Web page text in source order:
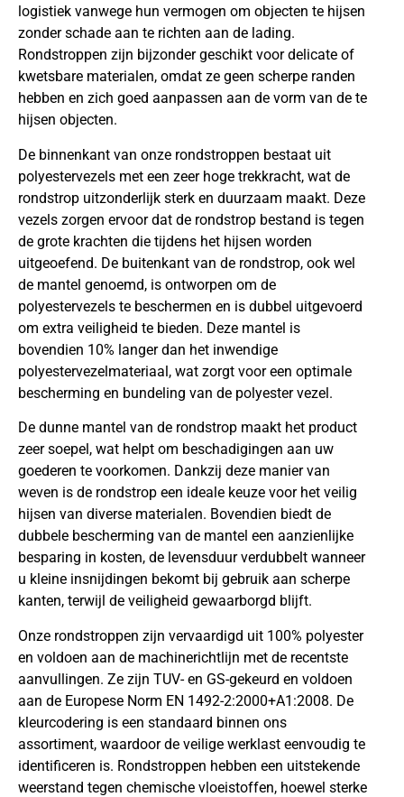
logistiek vanwege hun vermogen om objecten te hijsen
zonder schade aan te richten aan de lading.
Rondstroppen zijn bijzonder geschikt voor delicate of
kwetsbare materialen, omdat ze geen scherpe randen
hebben en zich goed aanpassen aan de vorm van de te
hijsen objecten.
De binnenkant van onze rondstroppen bestaat uit
polyestervezels met een zeer hoge trekkracht, wat de
rondstrop uitzonderlijk sterk en duurzaam maakt. Deze
vezels zorgen ervoor dat de rondstrop bestand is tegen
de grote krachten die tijdens het hijsen worden
uitgeoefend. De buitenkant van de rondstrop, ook wel
de mantel genoemd, is ontworpen om de
polyestervezels te beschermen en is dubbel uitgevoerd
om extra veiligheid te bieden. Deze mantel is
bovendien 10% langer dan het inwendige
polyestervezelmateriaal, wat zorgt voor een optimale
bescherming en bundeling van de polyester vezel.
De dunne mantel van de rondstrop maakt het product
zeer soepel, wat helpt om beschadigingen aan uw
goederen te voorkomen. Dankzij deze manier van
weven is de rondstrop een ideale keuze voor het veilig
hijsen van diverse materialen. Bovendien biedt de
dubbele bescherming van de mantel een aanzienlijke
besparing in kosten, de levensduur verdubbelt wanneer
u kleine insnijdingen bekomt bij gebruik aan scherpe
kanten, terwijl de veiligheid gewaarborgd blijft.
Onze rondstroppen zijn vervaardigd uit 100% polyester
en voldoen aan de machinerichtlijn met de recentste
aanvullingen. Ze zijn TUV- en GS-gekeurd en voldoen
aan de Europese Norm EN 1492-2:2000+A1:2008. De
kleurcodering is een standaard binnen ons
assortiment, waardoor de veilige werklast eenvoudig te
identificeren is. Rondstroppen hebben een uitstekende
weerstand tegen chemische vloeistoffen, hoewel sterke